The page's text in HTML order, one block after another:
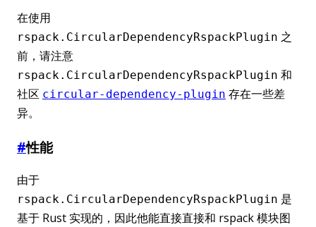
在使用
rspack.CircularDependencyRspackPlugin 之
前，请注意
rspack.CircularDependencyRspackPlugin 和
社区 circular-dependency-plugin 存在一些差
异。
#性能
由于
rspack.CircularDependencyRspackPlugin 是
基于 Rust 实现的，因此他能直接直接和 rspack 模块图